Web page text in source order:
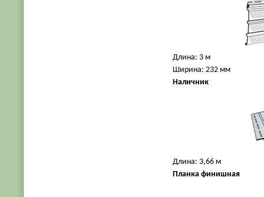
Длина: 3 м
Ширина: 232 мм
Наличник
Длина: 3,66 м
Планка финишная